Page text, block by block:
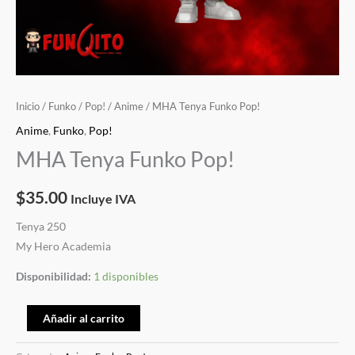
Inicio / Funko / Pop! / Anime / MHA Tenya Funko Pop!
Anime, Funko, Pop!
MHA Tenya Funko Pop!
$35.00 Incluye IVA
Tenya 250
My Hero Academia
Disponibilidad: 1 disponibles
Añadir al carrito